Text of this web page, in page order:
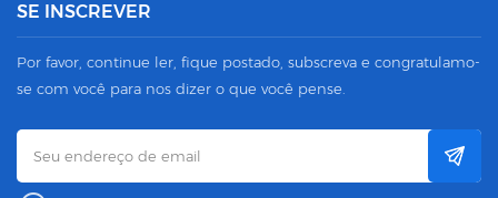
SE INSCREVER
Por favor, continue ler, fique postado, subscreva e congratulamo-
se com você para nos dizer o que você pense.